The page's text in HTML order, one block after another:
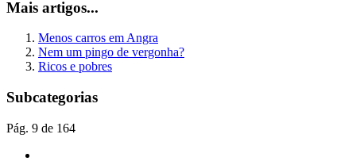
Mais artigos...
Menos carros em Angra
Nem um pingo de vergonha?
Ricos e pobres
Subcategorias
Pág. 9 de 164